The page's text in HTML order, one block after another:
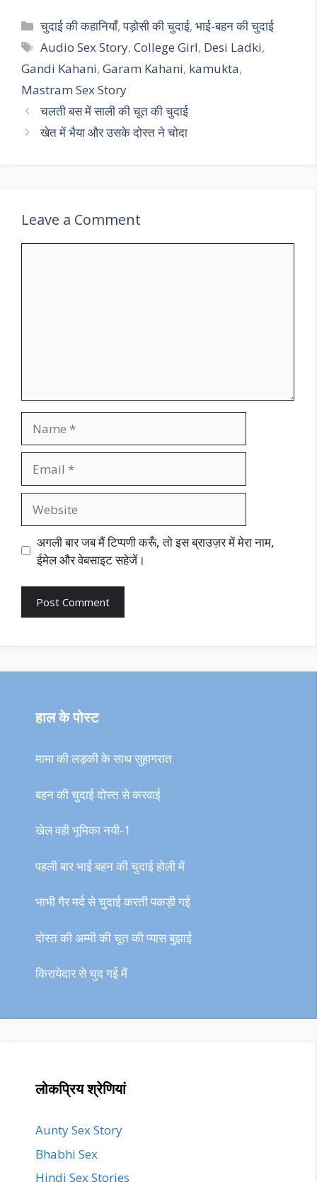
Categories
चुदाई की कहानियाँ,पड़ोसी की चुदाई,भाई-बहन की चुदाई
Tags
Audio Sex Story,College Girl, Desi Ladki,
Gandi Kahani, Garam Kahani, kamukta,
Mastram Sex Story
चलती बस में साली की चूत की चुदाई
खेत में भैया और उसके दोस्त ने चोदा
Leave a Comment
अगली बार जब मैं टिप्पणी करूँ, तो इस ब्राउज़र में मेरा नाम,
ईमेल और वेबसाइट सहेजें।
हाल के पोस्ट
मामा की लड़की के साथ सुहागरात
बहन की चुदाई दोस्त से करवाई
खेल वही भूमिका नयी-1
पहली बार भाई बहन की चुदाई होली में
भाभी गैर मर्द से चुदाई करती पकड़ी गई
दोस्त की अम्मी की चूत की प्यास बुझाई
किरायेदार से चुद गई मैं
लोकप्रिय श्रेणियां
Aunty Sex Story
Bhabhi Sex
Hindi Sex Stories